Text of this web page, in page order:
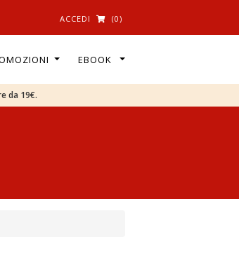
ACCEDI (0)
EBOOK
da 19€.